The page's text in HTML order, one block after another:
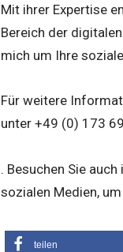
Mit ihrer Expertise
Bereich der
mich um Ihre
Für weitere
unter +49 (0) 173
. Besuchen Sie
sozialen Medien,
teilen